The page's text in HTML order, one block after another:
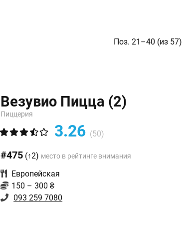
Поз. 21–40 (из 57)
Везувио Пицца (2)
Пиццерия
3.26 (50)
#475 (↑2) место в рейтинге внимания
Европейская
150 – 300 ₴
093 259 7080